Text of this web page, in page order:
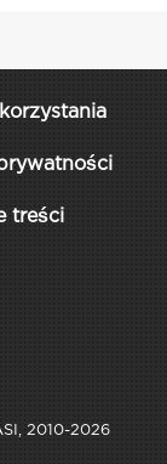
treści
2010-2026